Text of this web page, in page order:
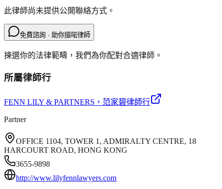
此律師尚未提供公開聯絡方式。
免費諮詢 · 助你搵啱律師
揀選你的法律範疇，我們為你配對合適律師。
所屬律師行
FENN LILY & PARTNERS ，范家碧律師行
Partner
OFFICE 1104, TOWER 1, ADMIRALTY CENTRE, 18
HARCOURT ROAD, HONG KONG
3655-9898
http://www.lilyfennlawyers.com